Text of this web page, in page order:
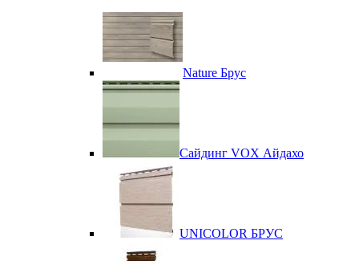
Nature Брус
Сайдинг VOX Айдахо
UNICOLOR БРУС